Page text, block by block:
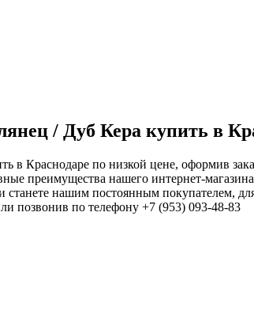
/ Дуб Кера купить в
Краснодаре по низкой цене, оформив
преимущества нашего интернет-
нашим постоянным покупателем,
позвонив по телефону +7 (953) 093-48-83